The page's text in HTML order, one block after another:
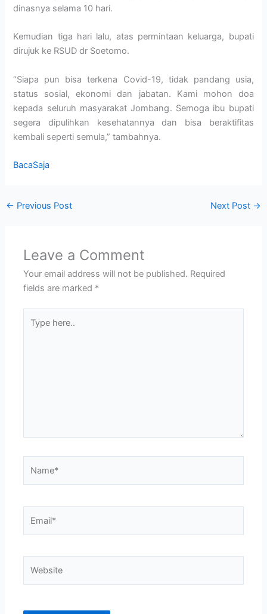
dinasnya selama 10 hari.
Kemudian tiga hari lalu, atas permintaan keluarga, bupati
dirujuk ke RSUD dr Soetomo.
“Siapa pun bisa terkena Covid-19, tidak pandang usia,
status sosial, ekonomi dan jabatan. Kami mohon doa
kepada seluruh masyarakat Jombang. Semoga ibu bupati
segera dipulihkan kesehatannya dan bisa beraktifitas
kembali seperti semula,” tambahnya.
BacaSaja
← Previous Post Next Post →
Leave a Comment
Your email address will not be published. Required
fields are marked *
here..